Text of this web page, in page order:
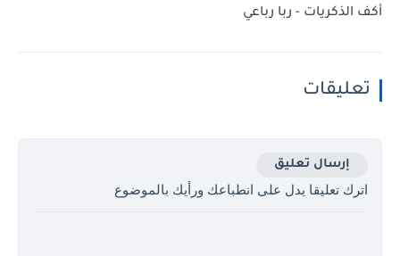
أكف الذكريات - ربا رباعي
تعليقات
إرسال تعليق
اترك تعليقا يدل على انطباعك ورأيك بالموضوع